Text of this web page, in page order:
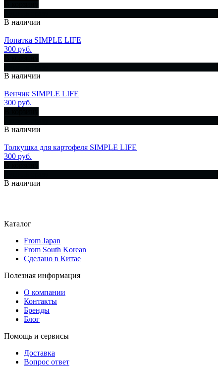
В наличии
Лопатка SIMPLE LIFE
300 руб.
В наличии
Венчик SIMPLE LIFE
300 руб.
В наличии
Толкушка для картофеля SIMPLE LIFE
300 руб.
В наличии
Каталог
From Japan
From South Korean
Сделано в Китае
Полезная информация
О компании
Контакты
Бренды
Блог
Помощь и сервисы
Доставка
Вопрос ответ